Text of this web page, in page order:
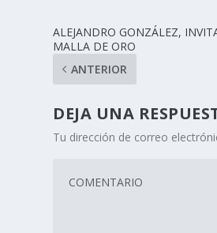
ALEJANDRO GONZÁLEZ,
MALLA DE ORO
ANTERIOR
DEJA UNA
Tu dirección de correo